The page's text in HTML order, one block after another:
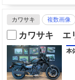
カワサキ 複数画像
カワサキ エ
本